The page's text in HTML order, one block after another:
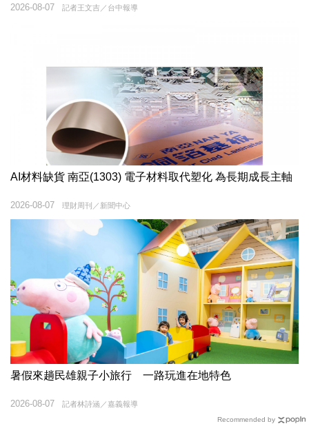
記者王文吉／台中報導
2026-08-07
AI材料缺貨 南亞(1303) 電子材料取代塑化 為長期成長主軸
理財周刊／新聞中心
2026-08-07
暑假來趟民雄親子小旅行 一路玩進在地特色
記者林詩涵／嘉義報導
2026-08-07
Recommended by